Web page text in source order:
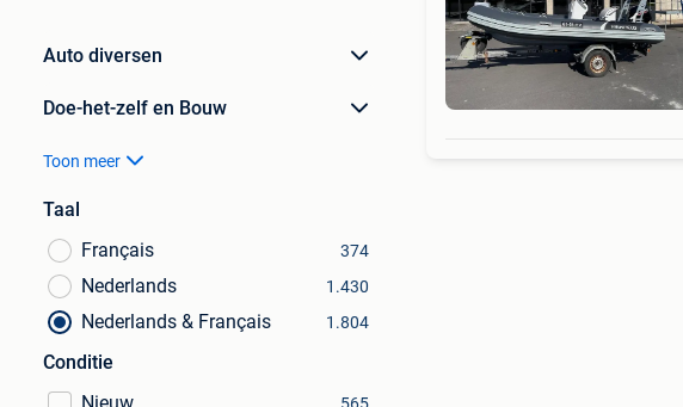
Auto diversen
Doe-het-zelf en Bouw
Toon meer
Taal
Français
374
Nederlands 1.430
Nederlands & Français 1.804
Conditie